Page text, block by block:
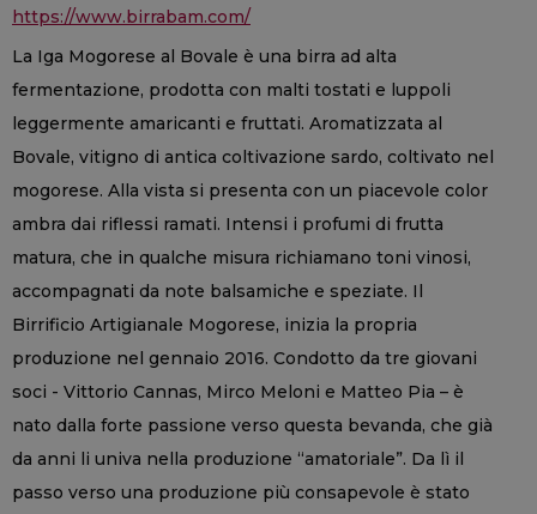
https://www.birrabam.com/
La Iga Mogorese al Bovale è una birra ad alta
fermentazione, prodotta con malti tostati e luppoli
leggermente amaricanti e fruttati. Aromatizzata al
Bovale, vitigno di antica coltivazione sardo, coltivato nel
mogorese. Alla vista si presenta con un piacevole color
ambra dai riflessi ramati. Intensi i profumi di frutta
matura, che in qualche misura richiamano toni vinosi,
accompagnati da note balsamiche e speziate. Il
Birrificio Artigianale Mogorese, inizia la propria
produzione nel gennaio 2016. Condotto da tre giovani
soci - Vittorio Cannas, Mirco Meloni e Matteo Pia – è
nato dalla forte passione verso questa bevanda, che già
da anni li univa nella produzione “amatoriale”. Da lì il
passo verso una produzione più consapevole è stato